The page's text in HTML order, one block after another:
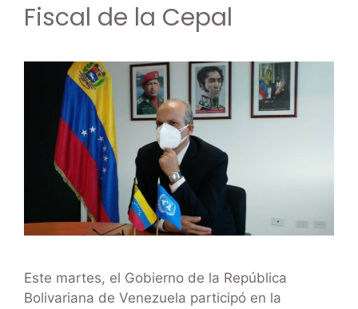
Fiscal de la Cepal
Este martes, el Gobierno de la República
Bolivariana de Venezuela participó en la